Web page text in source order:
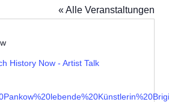
« Alle Veranstaltungen
History Now - Artist Talk